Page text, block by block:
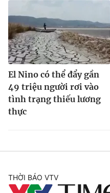
El Nino có thể đẩy gần
49 triệu người rơi vào
tình trạng thiếu lương
thực
THỜI BÁO VTV